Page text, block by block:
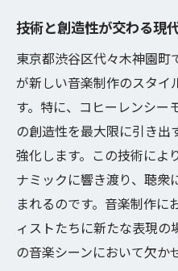
渋谷区での音楽制
ディングの秘密
表現の幅を広げ
アーティストと
録音のプロが語
音楽制作のプロ
創造力を引き出
アーティストの
音楽の深みを追求す
技術と創造性が交わる現
東京都渋谷区代々木神園
が新しい音楽制作のスタイ
す。特に、コヒーレンシー
の創造性を最大限に引き出
強化します。この技術によ
ナミックに響き渡り、聴衆
まれるのです。音楽制作に
ィストたちに新たな表現の
の音楽シーンにおいて欠か